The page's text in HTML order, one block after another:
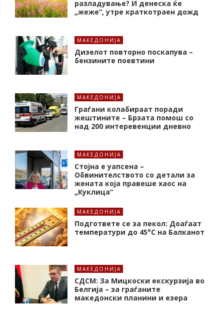
разладување? И денеска ќе
„жеже“, утре краткотраен дожд
МАКЕДОНИЈА
Дизелот повторно поскапува –
бензините поевтини
МАКЕДОНИЈА
Граѓани колабираат поради
жештините – Брзата помош со
над 200 интеревенции дневно
МАКЕДОНИЈА
Стојна е уапсена –
Обвинителството со детали за
жената која правеше хаос на
„Куклица“
МАКЕДОНИЈА
Подгответе се за пекол: Доаѓаат
температури до 45°C на Балканот
МАКЕДОНИЈА
СДСМ: За Мицкоски екскурзија во
Белгија – за граѓаните
македонски планини и езера